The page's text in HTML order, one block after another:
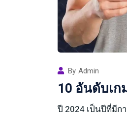
By Admin
10 อันดับเ
ปี 2024 เป็นปีที่มีก